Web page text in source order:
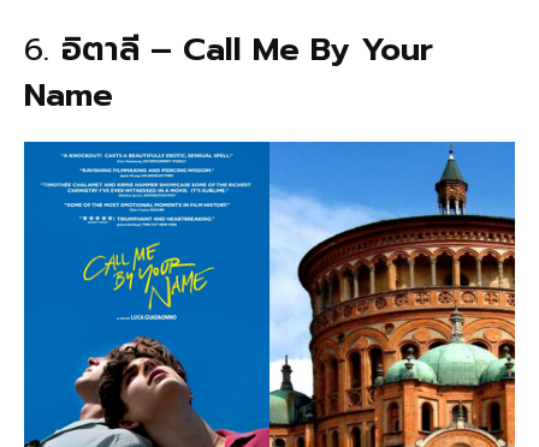
6. อิตาลี – Call Me By Your
Name